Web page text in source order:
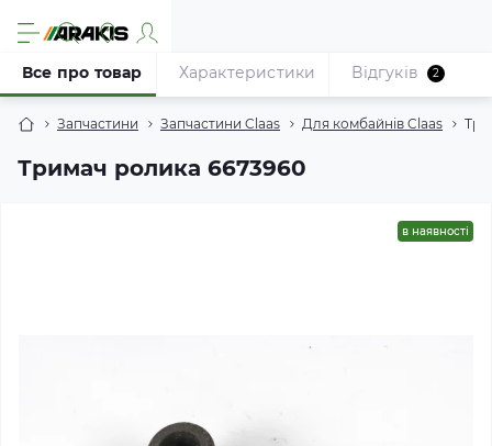
Запчастини Запчастини Claas Для комбайнів Claas
Тримач ролика 6673960
Все про товар Характеристики Відгуків 2
в наявності